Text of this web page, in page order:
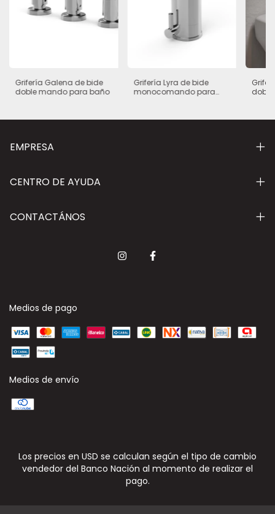
Grifería Galena de bide
doble mando para baño
Grifería Lyra de bide
monocomando para
EMPRESA
CENTRO DE AYUDA
CONTACTÁNOS
Medios de pago
Medios de envío
Los precios en USD se calculan según el tipo de cambio
vendedor del Banco Nación al momento de realizar el
pago.